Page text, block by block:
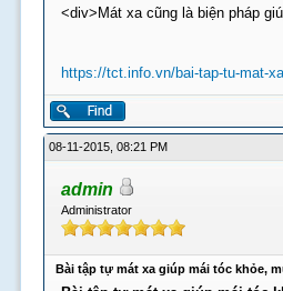
<div>Mát xa cũng là biện pháp
https://tct.info.vn/bai-tap-tu-mat-
08-11-2015, 08:21 PM
admin
Administrator
Bài tập tự mát xa giúp mái tóc khỏe,